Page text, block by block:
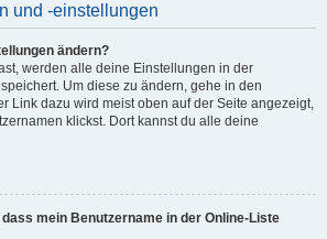
und -einstellungen
ändern?
werden alle deine Einstellungen in der
Um diese zu ändern, gehe in den
Link dazu wird meist oben auf der Seite angezeigt,
klickst. Dort kannst du alle deine
mein Benutzername in der Online-Liste